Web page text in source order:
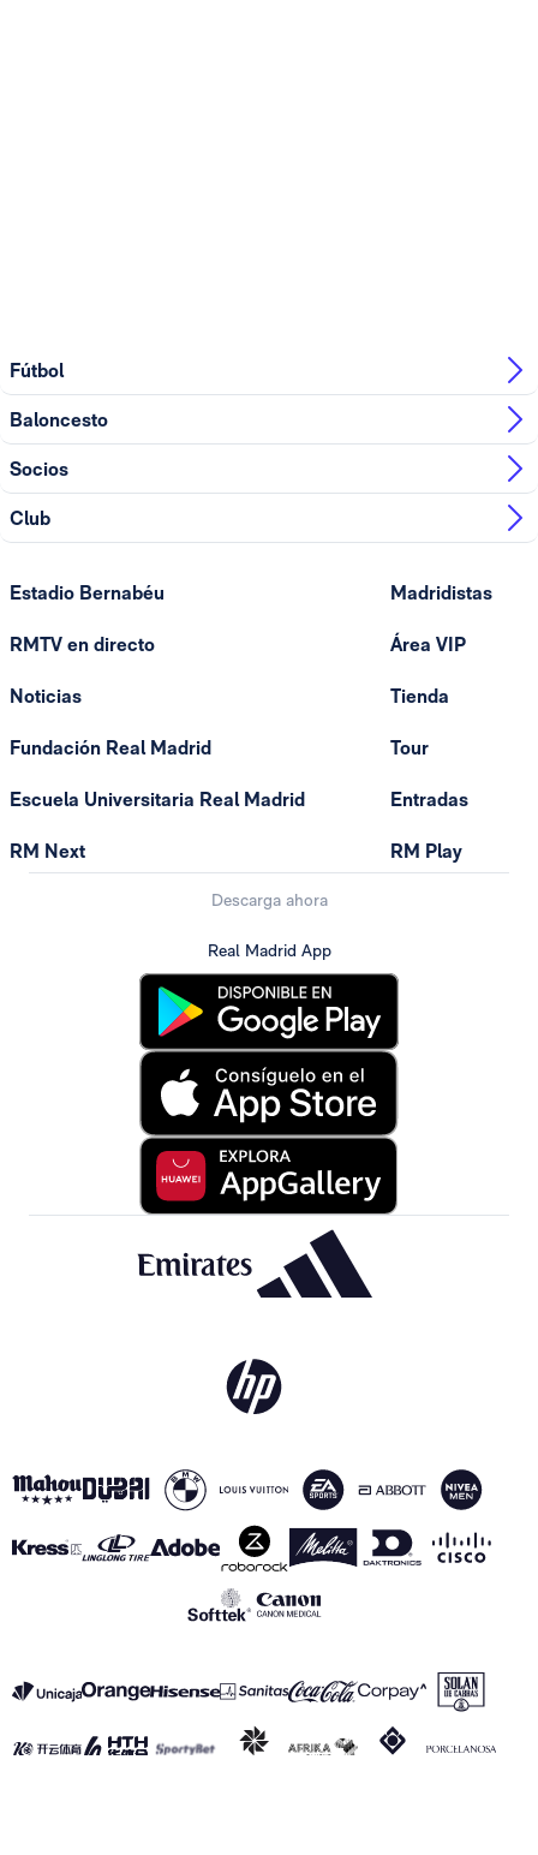
Fútbol
Baloncesto
Socios
Club
Estadio Bernabéu
RMTV en directo
Noticias
Fundación Real Madrid
Escuela Universitaria Real Madrid
RM Next
Madridistas
Área VIP
Tienda
Tour
Entradas
RM Play
Descarga ahora
Real Madrid App